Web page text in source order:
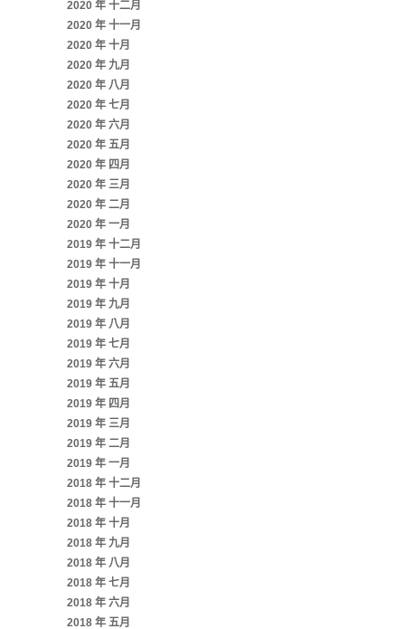
2020 年 十二月
2020 年 十一月
2020 年 十月
2020 年 九月
2020 年 八月
2020 年 七月
2020 年 六月
2020 年 五月
2020 年 四月
2020 年 三月
2020 年 二月
2020 年 一月
2019 年 十二月
2019 年 十一月
2019 年 十月
2019 年 九月
2019 年 八月
2019 年 七月
2019 年 六月
2019 年 五月
2019 年 四月
2019 年 三月
2019 年 二月
2019 年 一月
2018 年 十二月
2018 年 十一月
2018 年 十月
2018 年 九月
2018 年 八月
2018 年 七月
2018 年 六月
2018 年 五月